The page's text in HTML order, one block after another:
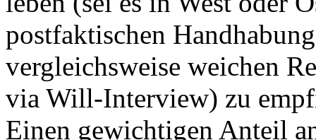
postfaktischen
vergleichsweise weichen
via Will-Interview) zu
Einen gewichtigen Anteil